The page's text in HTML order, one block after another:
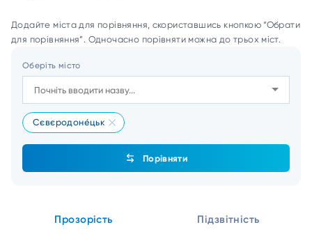
Додайте міста для порівняння, скориставшись кнопкою “Обрати
для порівняння”. Одночасно порівняти можна до трьох міст.
Оберіть місто
Сєвєродоне́цьк
Порівняти
Прозорість Підзвітність